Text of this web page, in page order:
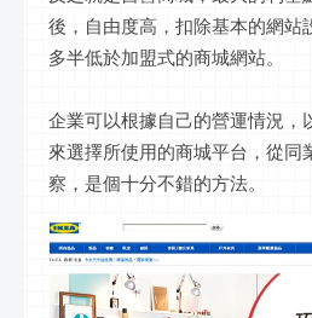
後，自由度高，扣除基本的網站
多半低於加盟式的商城網站。
企業可以根據自己的營運情況，
來選擇所使用的商城平台，從同
察，是個十分不錯的方法。